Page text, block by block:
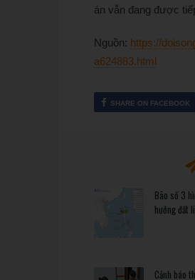
án vẫn đang được
Nguồn: https://
a624883.html
SHARE ON FACEBOOK
Bão số 3
hưởng đất
Cảnh báo